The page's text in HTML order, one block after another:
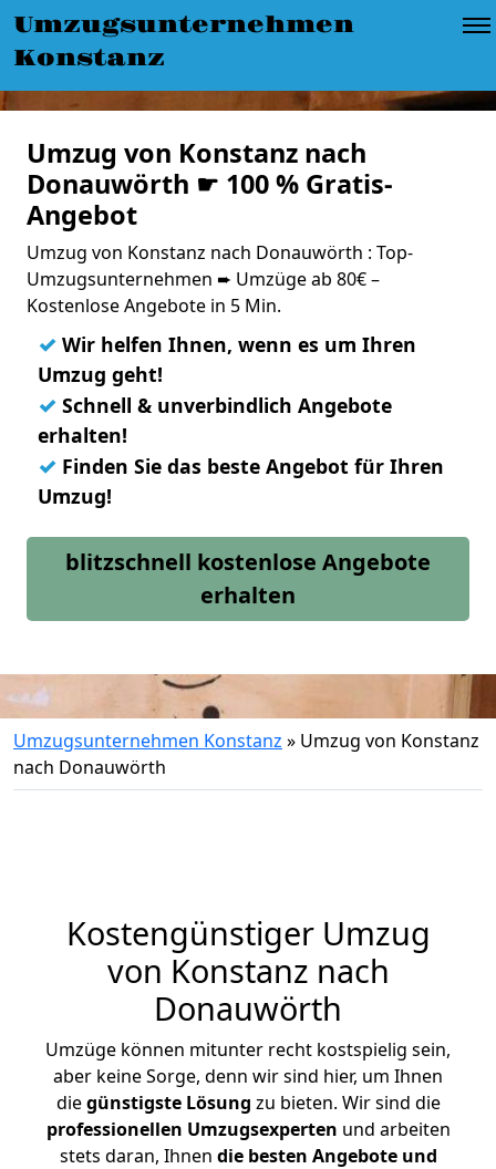
Umzugsunternehmen
Konstanz
Umzug von Konstanz nach
Donauwörth ☛ 100 % Gratis-
Angebot
Umzug von Konstanz nach Donauwörth : Top-
Umzugsunternehmen ➨ Umzüge ab 80€ –
Kostenlose Angebote in 5 Min.
✓ Wir helfen Ihnen, wenn es um Ihren
Umzug geht!
✓ Schnell & unverbindlich Angebote
erhalten!
✓ Finden Sie das beste Angebot für Ihren
Umzug!
blitzschnell kostenlose Angebote
erhalten
Umzugsunternehmen Konstanz » Umzug von Konstanz
nach Donauwörth
Kostengünstiger Umzug
von Konstanz nach
Donauwörth
Umzüge können mitunter recht kostspielig sein,
aber keine Sorge, denn wir sind hier, um Ihnen
diegünstigste Lösung zu bieten. Wir sind die
professionellen Umzugsexperten und arbeiten
stets daran, Ihnen die besten Angebote und